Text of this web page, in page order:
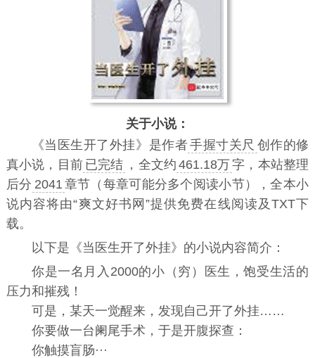
关于小说：
《当医生开了外挂 》是作者手握寸关尺 创作的修
真小说，目前 已完结 ，全文约 461.18万字，本站整理
后分 2041 章节（每章可能分多个阅读小节），全本小
说内容将由“爽文好书网”提供免费在线阅读及TXT下
载。
以下是《当医生开了外挂》的小说内容简介：
你是一名月入2000的小（穷）医生，饱受生活的
压力和摧残！
可是，某天一觉醒来，发现自己开了外挂……
你要做一台阑尾手术，于是开腹探查：
你触摸盲肠···